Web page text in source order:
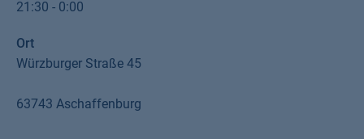
Weitere Informationen finden Sie auf der Website des Veranstalters der
Campus Filmnächte
.
Auch die TH Aschaffenburg wird mit einem Infostand vertreten sein. Wir
21:30 - 0:00
Ort
Würzburger Straße 45
63743 Aschaffenburg